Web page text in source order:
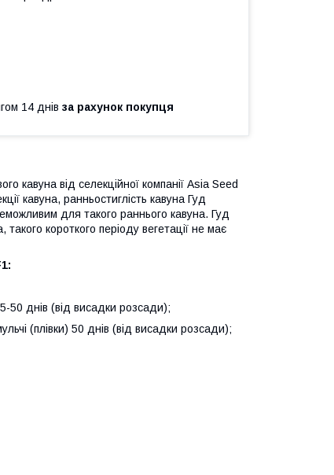
14 днів за рахунок покупця
кавуна від селекційної компанії Asia Seed
кавуна, ранньостиглість кавуна Гуд
для такого раннього кавуна. Гуд
короткого періоду вегетації не має
:
50 днів (від висадки розсади);
(плівки) 50 днів (від висадки розсади);